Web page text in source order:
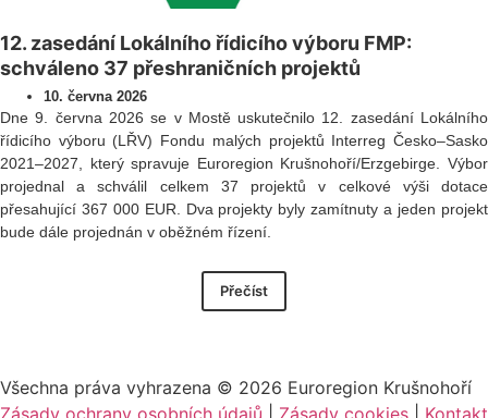
12. zasedání Lokálního řídicího výboru FMP:
schváleno 37 přeshraničních projektů
10. června 2026
Dne 9. června 2026 se v Mostě uskutečnilo 12. zasedání Lokálního
řídicího výboru (LŘV) Fondu malých projektů Interreg Česko–Sasko
2021–2027, který spravuje Euroregion Krušnohoří/Erzgebirge. Výbor
projednal a schválil celkem 37 projektů v celkové výši dotace
přesahující 367 000 EUR. Dva projekty byly zamítnuty a jeden projekt
bude dále projednán v oběžném řízení.
Přečíst
Všechna práva vyhrazena © 2026 Euroregion Krušnohoří
Zásady ochrany osobních údajů
Zásady cookies​ Kontakt​